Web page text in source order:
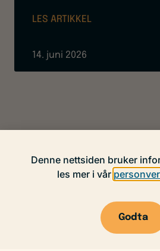
LES ARTIKKEL
14. juni 2026
Denne nettsiden bruker
les mer i vår
Godta